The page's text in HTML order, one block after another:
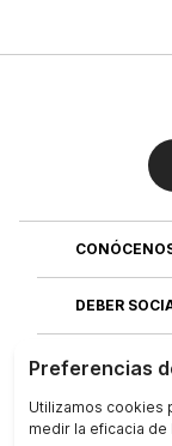
DEBER
ÚNETE AL
DESCUBRE